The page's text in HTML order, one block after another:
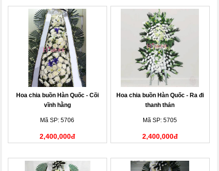
Hoa chia buồn Hàn Quốc - Cõi
vĩnh hằng
Mã SP: 5706
2,400,000đ
Hoa chia buồn Hàn Quốc - Ra đi
thanh thản
Mã SP: 5705
2,400,000đ